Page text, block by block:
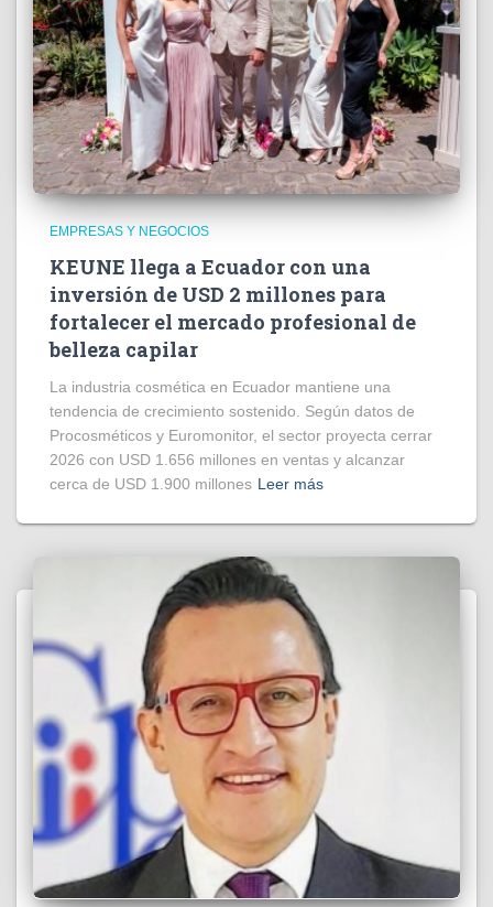
EMPRESAS Y NEGOCIOS
KEUNE llega a Ecuador con una
inversión de USD 2 millones para
fortalecer el mercado profesional de
belleza capilar
La industria cosmética en Ecuador mantiene una
tendencia de crecimiento sostenido. Según datos de
Procosméticos y Euromonitor, el sector proyecta cerrar
2026 con USD 1.656 millones en ventas y alcanzar
cerca de USD 1.900 millones Leer más